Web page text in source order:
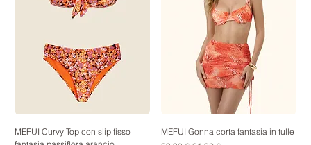
MEFUI Curvy Top con slip fisso
MEFUI Gonna corta fantasia in tulle